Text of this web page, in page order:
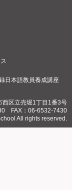
日本語教員養成講座
区立売堀1丁目1番3号
FAX：06-6532-7430
All rights reserved.